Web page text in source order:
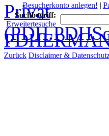
Besucherkonto anlegen! |
Suchbegriff:
Erweitertesuche
Zurück Disclaimer &